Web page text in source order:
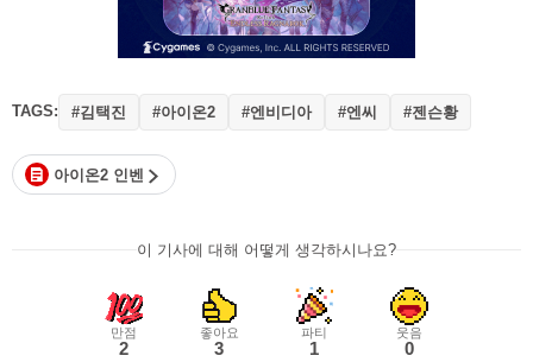
TAGS: #김택진 #아이온2 #엔비디아 #엔씨 #젠슨황
아이온2 인벤
이 기사에 대해 어떻게 생각하시나요?
만점
2
좋아요
3
파티
1
웃음
0